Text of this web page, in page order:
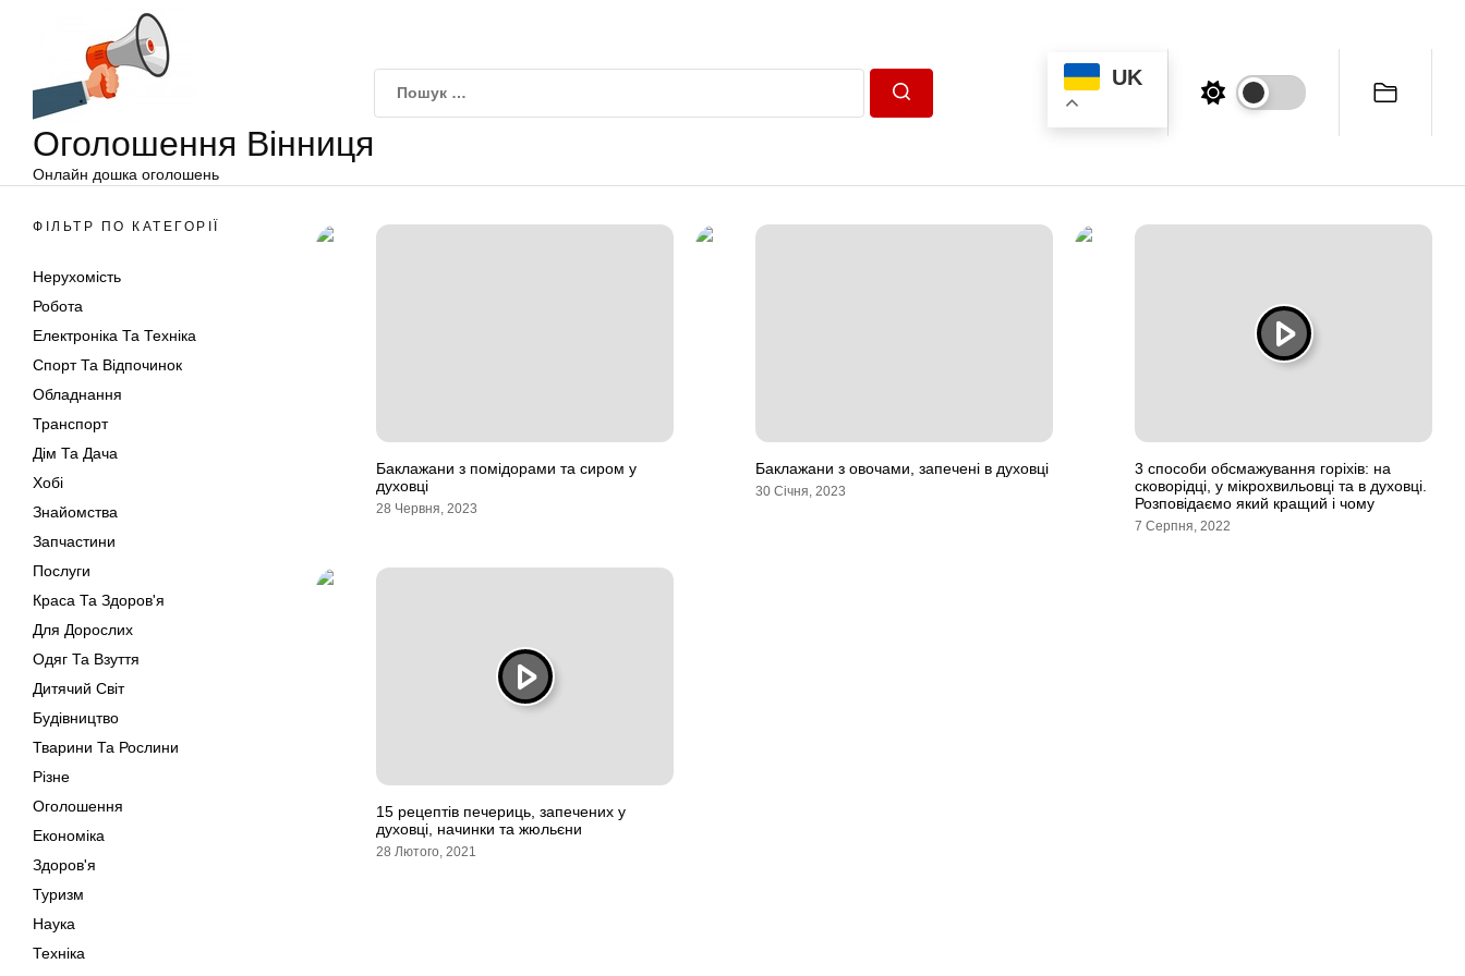
Оголошення Вінниця
Онлайн дошка оголошень
UK
ФІЛЬТР ПО КАТЕГОРІЇ
Нерухомість
Робота
Електроніка Та Техніка
Спорт Та Відпочинок
Обладнання
Транспорт
Дім Та Дача
Хобі
Знайомства
Запчастини
Послуги
Краса Та Здоров'я
Для Дорослих
Одяг Та Взуття
Дитячий Світ
Будівництво
Тварини Та Рослини
Різне
Оголошення
Економіка
Здоров'я
Туризм
Наука
Техніка
Баклажани з помідорами та сиром у
духовці
28 Червня, 2023
Баклажани з овочами, запечені в духовці
30 Січня, 2023
3 способи обсмажування горіхів: на
сковорідці, у мікрохвильовці та в духовці.
Розповідаємо який кращий і чому
7 Серпня, 2022
15 рецептів печериць, запечених у
духовці, начинки та жюльєни
28 Лютого, 2021